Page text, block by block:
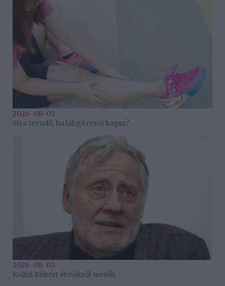
2026-08-07.
Mi a teendő, ha lábgörcsöt kapsz?
2026-08-07.
Koltai Róbert életükről mesélt